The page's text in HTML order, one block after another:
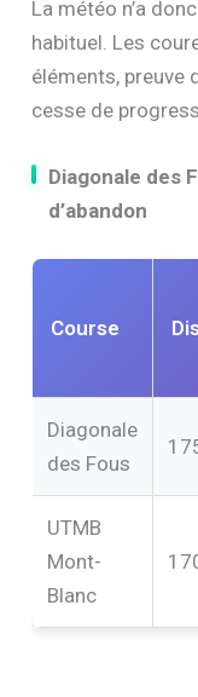
La météo n’a
habituel. Les
éléments, preuve
cesse de
Diagonale des
d’abandon
Course
Diagonale
des Fous
UTMB
Mont-
Blanc